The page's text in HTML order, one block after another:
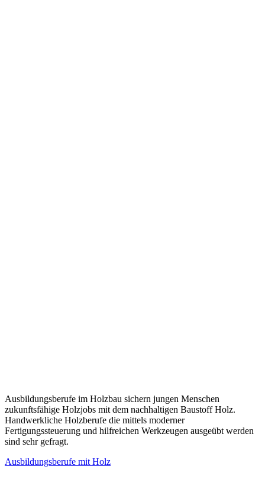
Ausbildungsberufe im Holzbau sichern jungen Menschen
zukunftsfähige Holzjobs mit dem nachhaltigen Baustoff Holz.
Handwerkliche Holzberufe die mittels moderner
Fertigungssteuerung und hilfreichen Werkzeugen ausgeübt werden
sind sehr gefragt.
Ausbildungsberufe mit Holz